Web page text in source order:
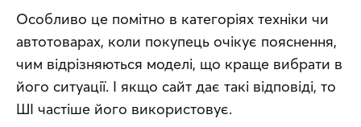
Особливо це помітно в категоріях техніки чи
автотоварах, коли покупець очікує пояснення,
чим відрізняються моделі, що краще вибрати в
його ситуації. І якщо сайт дає такі відповіді, то
ШІ частіше його використовує.